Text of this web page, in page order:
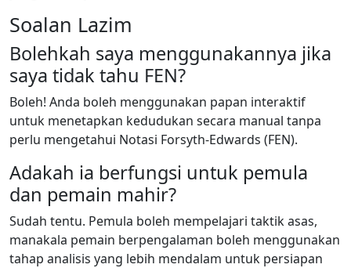
Soalan Lazim
Bolehkah saya menggunakannya jika
saya tidak tahu FEN?
Boleh! Anda boleh menggunakan papan interaktif
untuk menetapkan kedudukan secara manual tanpa
perlu mengetahui Notasi Forsyth-Edwards (FEN).
Adakah ia berfungsi untuk pemula
dan pemain mahir?
Sudah tentu. Pemula boleh mempelajari taktik asas,
manakala pemain berpengalaman boleh menggunakan
tahap analisis yang lebih mendalam untuk persiapan